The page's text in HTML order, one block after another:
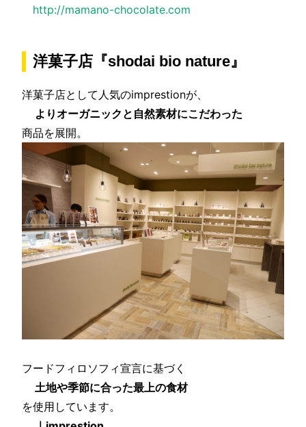
http://mamano-chocolate.com
洋菓子店『shodai bio nature』
洋菓子店として人気のimprestionが、
よりオーガニックと自然素材にこだわった
商品を展開。
フードフィロソフィ宣言に基づく
土地や季節に合った最上の食材
を使用しています。